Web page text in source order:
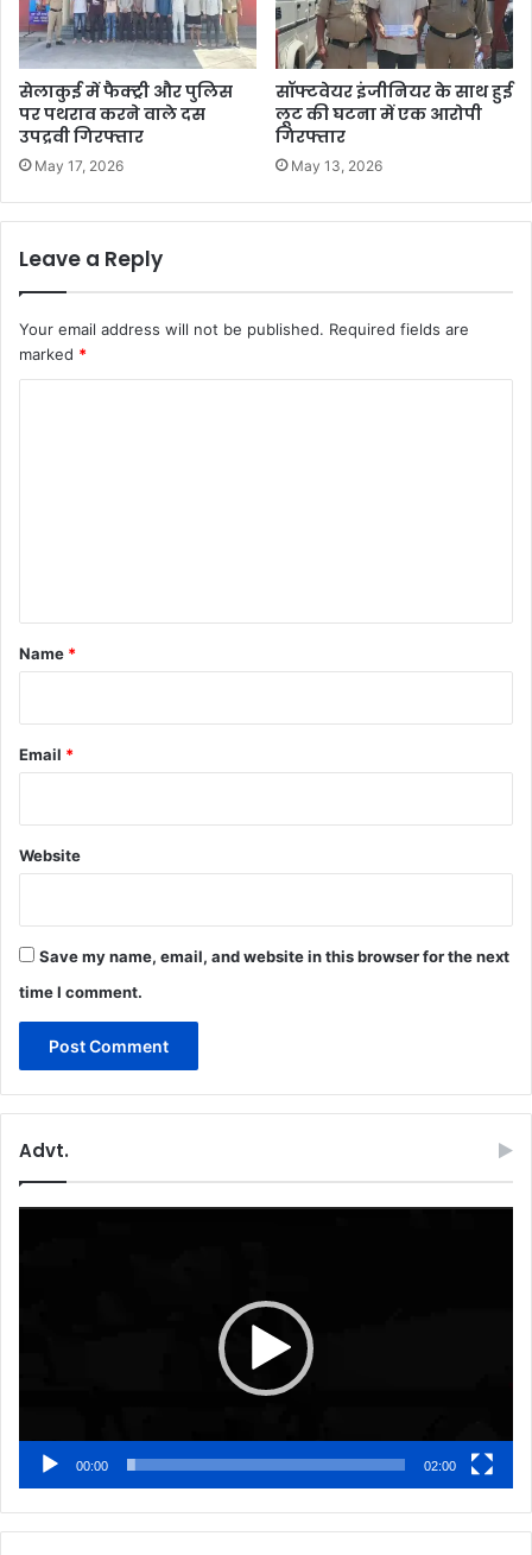
सेलाकुई में फैक्ट्री और पुलिस
पर पथराव करने वाले दस
उपद्रवी गिरफ्तार
May 17, 2026
सॉफ्टवेयर इंजीनियर के साथ हुई
लूट की घटना में एक आरोपी
गिरफ्तार
May 13, 2026
Leave a Reply
Your email address will not be published. Required fields are
marked *
*
Name *
Email *
Website
Save my name, email, and website in this browser for the next
time I comment.
Advt.
00:00 02:00